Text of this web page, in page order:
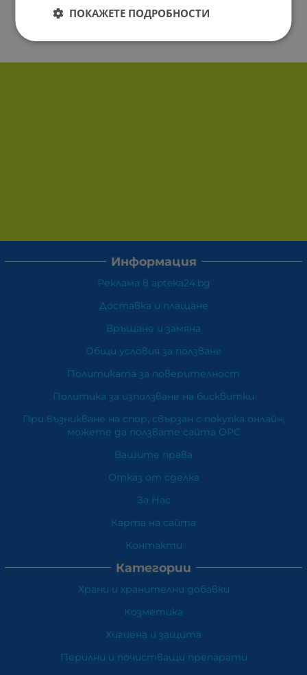
Информация
Реклама в apteka24.bg
Доставка и плащане
Връщане и замяна
Общи условия за ползване
Политиката за поверителност
Политика за използване на бисквитки
При възникване на спор, свързан с покупка онлайн,
можете да ползвате сайта ОРС
Вашите права
Отказ от сделка
За Нас
Карта на сайта
Контакти
Категории
Храни и хранителни добавки
Козметика
Хигиена и защита
Перилни и почистващи препарати
ПОКАЖЕТЕ ПОДРОБНОСТИ